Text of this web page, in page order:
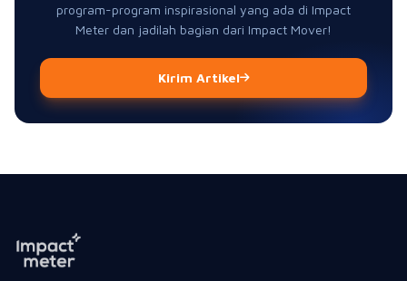
program-program inspirasional yang ada di Impact
Meter dan jadilah bagian dari Impact Mover!
Kirim Artikel